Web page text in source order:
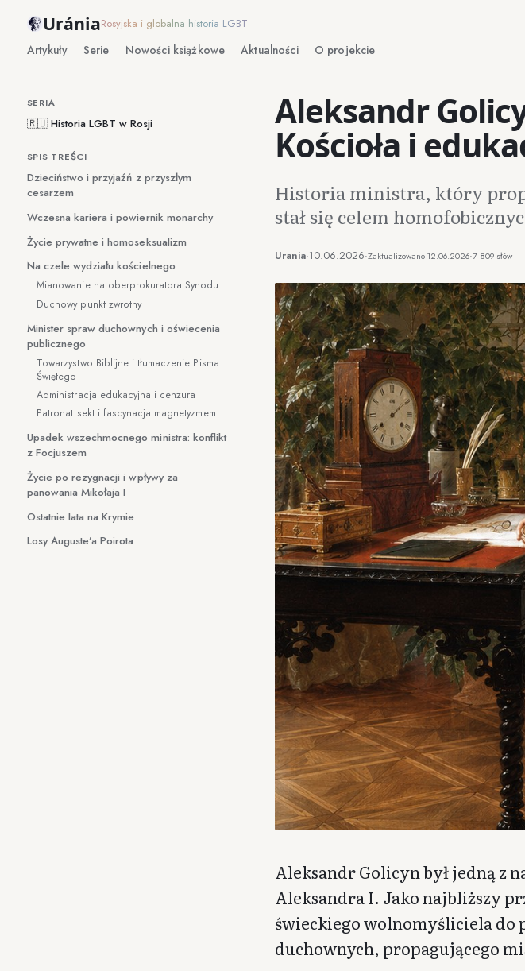
UrániaRosyjska i globalna historia LGBT
Artykuły Serie Nowości książkowe Aktualności O projekcie
SERIA
🇷🇺 Historia LGBT w Rosji
SPIS TREŚCI
Dzieciństwo i przyjaźń z przyszłym
cesarzem
Wczesna kariera i powiernik monarchy
Życie prywatne i homoseksualizm
Na czele wydziału kościelnego
Mianowanie na oberprokuratora Synodu
Duchowy punkt zwrotny
Minister spraw duchownych i oświecenia
publicznego
Towarzystwo Biblijne i tłumaczenie Pisma
Świętego
Administracja edukacyjna i cenzura
Patronat sekt i fascynacja magnetyzmem
Upadek wszechmocnego ministra: konflikt
z Focjuszem
Życie po rezygnacji i wpływy za
panowania Mikołaja I
Ostatnie lata na Krymie
Losy Auguste’a Poirota
Aleksandr
Kościoła i
Historia ministra, który
stał się celem
Urania·10.06.2026·Zaktualizowano12.06.2026·7 809 słów
Aleksandr Golicyn był jedną z
Aleksandra I. Jako najbliższy
świeckiego wolnomyśliciela do
duchownych, propagującego